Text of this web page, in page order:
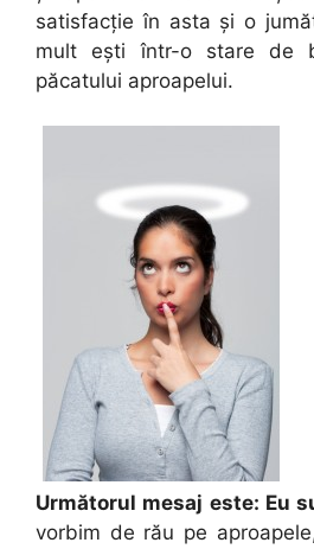
satisfacţie în asta şi o
mult eşti într-o stare de
păcatului aproapelui.
Următorul mesaj este: Eu
vorbim de rău pe